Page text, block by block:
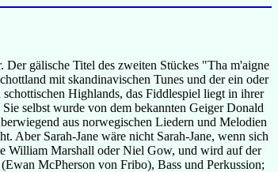
gälische Titel des zweiten Stückes "Tha m'aigne
mit skandinavischen Tunes und der ein oder
Highlands, das Fiddlespiel liegt in ihrer
Sie selbst wurde von dem bekannten Geiger Donald
aus norwegischen Liedern und Melodien
Aber Sarah-Jane wäre nicht Sarah-Jane, wenn sich
William Marshall oder Niel Gow, und wird auf der
McPherson von Fribo), Bass und Perkussion;